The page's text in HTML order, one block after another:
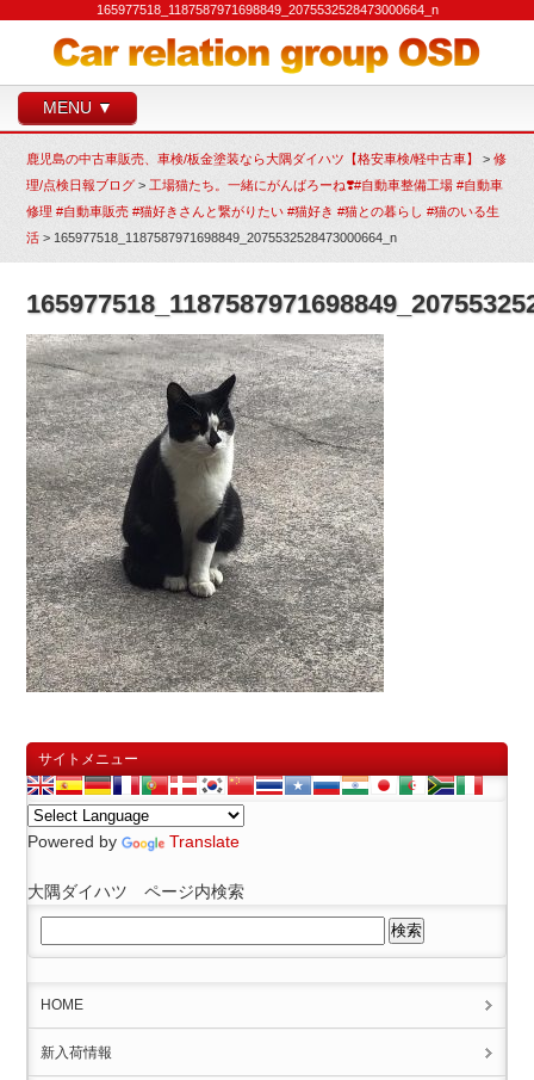
165977518_1187587971698849_2075532528473000664_n
MENU ▼
鹿児島の中古車販売、車検/板金塗装なら大隅ダイハツ【格安車検/軽中古車】 >修
理/点検日報ブログ > 工場猫たち。一緒にがんばろーね❣️#自動車整備工場 #自動車
修理 #自動車販売 #猫好きさんと繋がりたい #猫好き #猫との暮らし #猫のいる生
活 > 165977518_1187587971698849_2075532528473000664_n
サイトメニュー
Powered by Translate
大隅ダイハツ ページ内検索
HOME
新入荷情報